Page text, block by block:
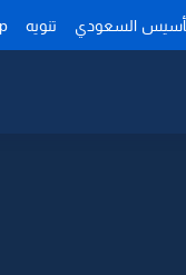
السعودي تنويه